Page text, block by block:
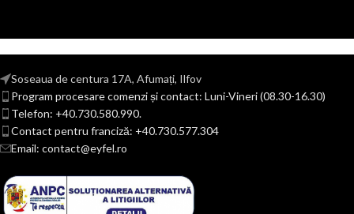
Soseaua de centura 17A, Afumați, Ilfov
Program procesare comenzi și contact: Luni-Vineri (08.30-16.30)
Telefon: +40.730.580.990.
Contact pentru franciză: +40.730.577.304
Email: contact@eyfel.ro